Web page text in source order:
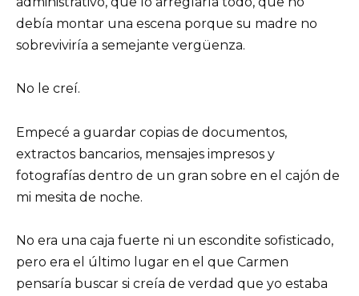
debía montar una escena porque su madre no
sobreviviría a semejante vergüenza.
No le creí.
Empecé a guardar copias de documentos,
extractos bancarios, mensajes impresos y
fotografías dentro de un gran sobre en el cajón de
mi mesita de noche.
No era una caja fuerte ni un escondite sofisticado,
pero era el último lugar en el que Carmen
pensaría buscar si creía de verdad que yo estaba